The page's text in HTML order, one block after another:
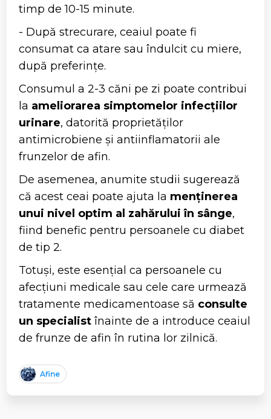
timp de 10-15 minute.
- După strecurare, ceaiul poate fi
consumat ca atare sau îndulcit cu miere,
după preferințe.
Consumul a 2-3 căni pe zi poate contribui
la ameliorarea simptomelor infecțiilor
urinare, datorită proprietăților
antimicrobiene și antiinflamatorii ale
frunzelor de afin.
De asemenea, anumite studii sugerează
că acest ceai poate ajuta la menținerea
unui nivel optim al zahărului în sânge,
fiind benefic pentru persoanele cu diabet
de tip 2.
Totuși, este esențial ca persoanele cu
afecțiuni medicale sau cele care urmează
tratamente medicamentoase să consulte
un specialist înainte de a introduce ceaiul
de frunze de afin în rutina lor zilnică.
Afine